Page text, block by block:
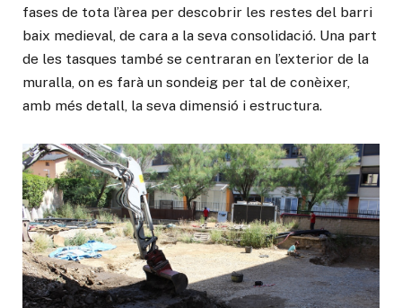
fases de tota l’àrea per descobrir les restes del barri
baix medieval, de cara a la seva consolidació. Una part
de les tasques també se centraran en l’exterior de la
muralla, on es farà un sondeig per tal de conèixer,
amb més detall, la seva dimensió i estructura.